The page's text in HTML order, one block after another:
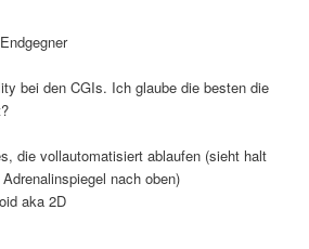
bei den CGIs. Ich glaube die besten die
die vollautomatisiert ablaufen (sieht halt
nach oben)
aka 2D